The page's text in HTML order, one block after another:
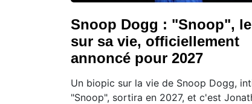
Snoop Dogg : "Snoop",
sur sa vie, officiellement
annoncé pour 2027
Un biopic sur la vie de Snoop Dogg,
"Snoop", sortira en 2027, et c'est